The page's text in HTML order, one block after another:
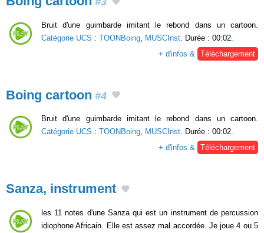
Bruit d'une guimbarde imitant le rebond dans un cartoon.
Catégorie UCS : TOONBoing MUSCInst . Durée : 00:02.
+ d'infos &
Téléchargement
Boing cartoon #4
Bruit d'une guimbarde imitant le rebond dans un cartoon.
Catégorie UCS : TOONBoing, MUSCInst. Durée : 00:02.
+ d'infos & Téléchargement
Sanza, instrument
les 11 notes d'une Sanza qui est un instrument de percussion
idiophone Africain. Elle est assez mal accordée. Je joue 4 ou 5